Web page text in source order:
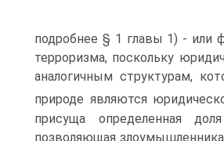
подробнее § 1 главы 1) - или
терроризма, поскольку
аналогичным структурам,
природе являются
присуща определенная
позволяющая